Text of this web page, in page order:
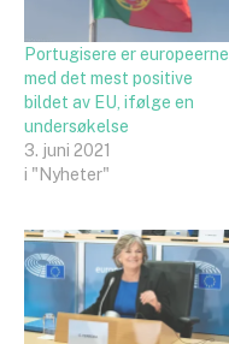
Portugisere er europeerne
med det mest positive
bildet av EU, ifølge en
undersøkelse
3. juni 2021
i "Nyheter"